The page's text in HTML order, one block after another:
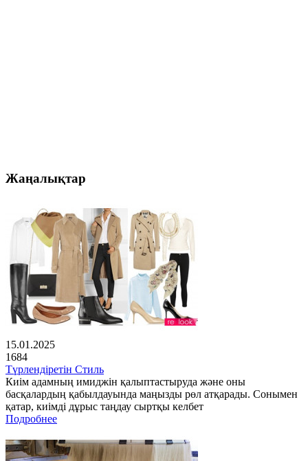
Жаңалықтар
15.01.2025
1684
Түрлендіретін Стиль
Киім адамның имиджін қалыптастыруда және оны
басқалардың қабылдауында маңызды рөл атқарады. Сонымен
қатар, киімді дұрыс таңдау сыртқы келбет
Подробнее